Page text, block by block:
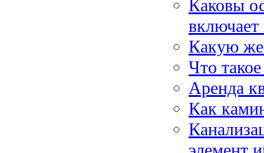
Каковы
включает
Какую
Что
Аренда
Как